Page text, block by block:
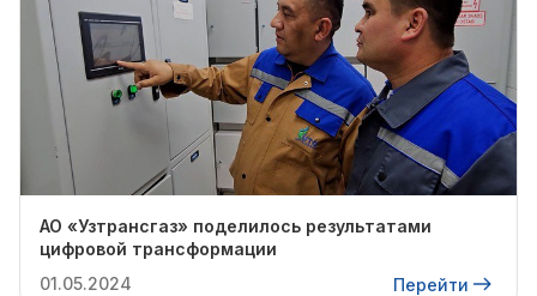
АО «Узтрансгаз» поделилось результатами
цифровой трансформации
01.05.2024
Перейти